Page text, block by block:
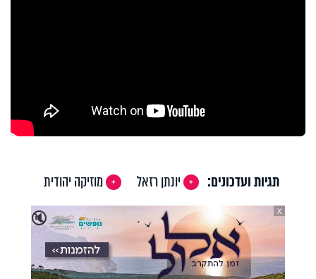
תגיות ועדכונים: יונתן רזאל
מוזיקה יהודית
🔇
X